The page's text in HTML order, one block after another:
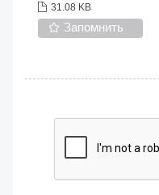
31.08 KB
Запомнить